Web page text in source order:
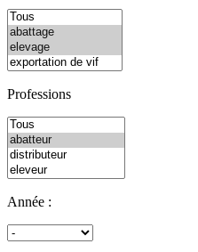
Professions
Année :